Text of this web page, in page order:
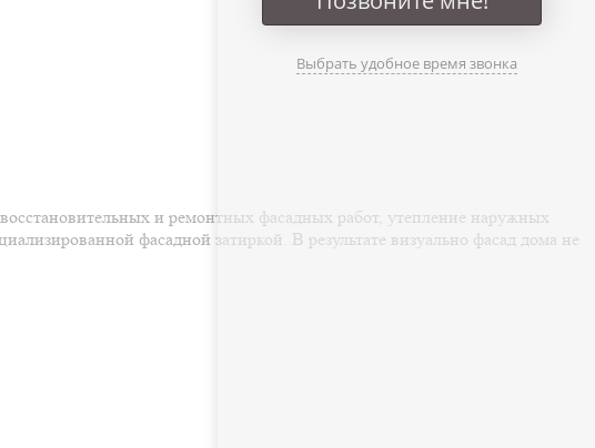
и ремонтных фасадных работ, утепление наружных
фасадной затиркой. В результате визуально фасад дома не
Выбрать удобное время звонка